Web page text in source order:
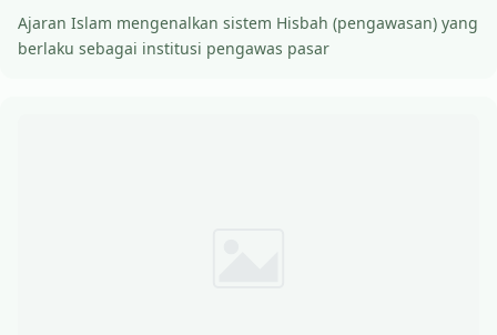
Ajaran Islam mengenalkan sistem Hisbah (pengawasan) yang
berlaku sebagai institusi pengawas pasar